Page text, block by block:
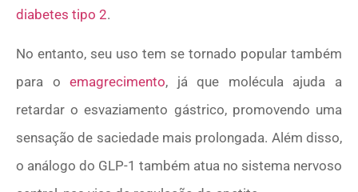
diabetes tipo 2.
No entanto, seu uso tem se tornado popular também
para oemagrecimento, já que molécula ajuda a
retardar o esvaziamento gástrico, promovendo uma
sensação de saciedade mais prolongada. Além disso,
o análogo do GLP-1 também atua no sistema nervoso